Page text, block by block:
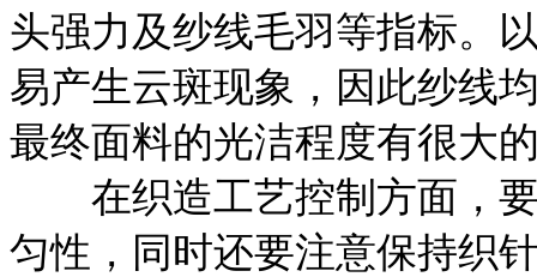
头强力及纱线毛羽等指标。
易产生云斑现象，因此纱线
最终面料的光洁程度有很大
在织造工艺控制方面，要
匀性，同时还要注意保持织